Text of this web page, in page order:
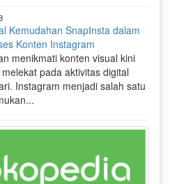
Kemudahan SnapInsta dalam
Konten Instagram
menikmati konten visual kini
pada aktivitas digital
Instagram menjadi salah satu